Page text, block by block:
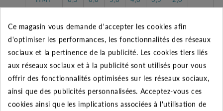
CARACTÉRISTIQUES GÉNÉRALES
Désignation BEST BOX G avec pompe
Ce magasin vous demande d'accepter les cookies afin
d'optimiser les performances, les fonctionnalités des réseaux
sociaux et la pertinence de la publicité. Les cookies tiers liés
aux réseaux sociaux et à la publicité sont utilisés pour vous
offrir des fonctionnalités optimisées sur les réseaux sociaux,
ainsi que des publicités personnalisées. Acceptez-vous ces
cookies ainsi que les implications associées à l'utilisation de